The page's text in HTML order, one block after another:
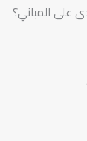
على المباني؟